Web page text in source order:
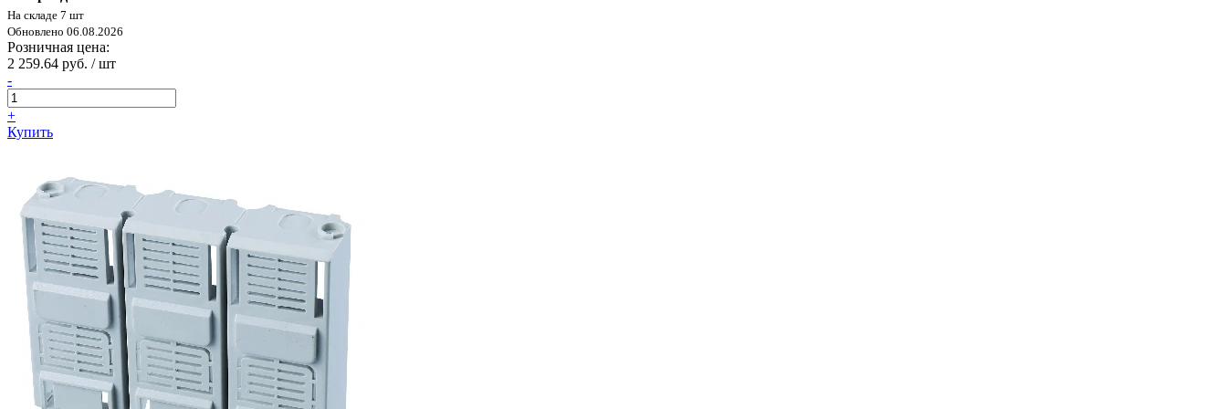
На складе 7 шт
Обновлено 06.08.2026
Розничная цена:
2 259.64 руб. / шт
-
+
Купить